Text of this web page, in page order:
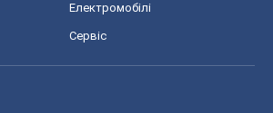
Електромобілі
Сервіс